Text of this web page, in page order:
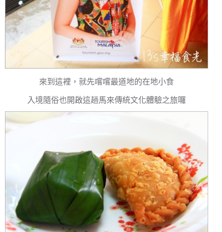
來到這裡，就先嚐嚐最道地的在地小食
入境隨俗也開啟這趟馬來傳統文化體驗之旅囉